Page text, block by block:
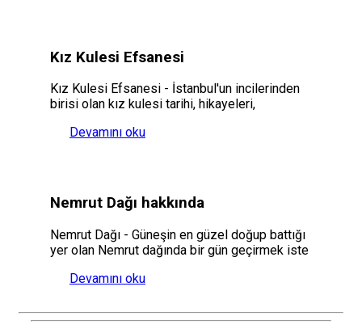
Kız Kulesi Efsanesi
Kız Kulesi Efsanesi - İstanbul'un incilerinden
birisi olan kız kulesi tarihi, hikayeleri,
Devamını oku
Nemrut Dağı hakkında
Nemrut Dağı - Güneşin en güzel doğup battığı
yer olan Nemrut dağında bir gün geçirmek iste
Devamını oku